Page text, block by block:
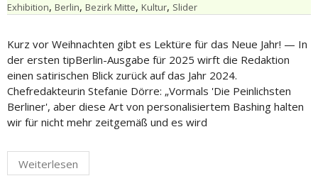
Exhibition, Berlin, Bezirk Mitte, Kultur, Slider
Kurz vor Weihnachten gibt es Lektüre für das Neue Jahr! — In
der ersten tipBerlin-Ausgabe für 2025 wirft die Redaktion
einen satirischen Blick zurück auf das Jahr 2024.
Chefredakteurin Stefanie Dörre: „Vormals 'Die Peinlichsten
Berliner', aber diese Art von personalisiertem Bashing halten
wir für nicht mehr zeitgemäß und es wird
Weiterlesen